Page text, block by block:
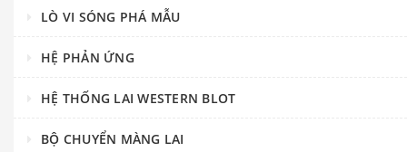
LÒ VI SÓNG PHÁ MẪU
HỆ PHẢN ỨNG
HỆ THỐNG LAI WESTERN BLOT
BỘ CHUYỂN MÀNG LAI